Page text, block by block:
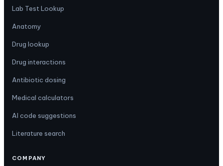
Lab Test Lookup
Anatomy
Drug lookup
Drug interactions
Antibiotic dosing
Medical calculators
AI code suggestions
Literature search
COMPANY